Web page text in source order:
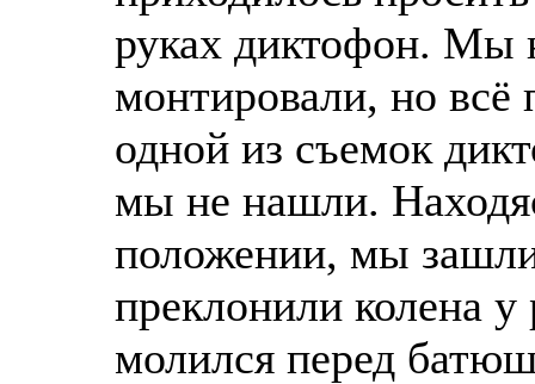
руках диктофон. Мы
монтировали, но всё
одной из съемок
мы не нашли.
положении, мы
преклонили колена у
молился перед